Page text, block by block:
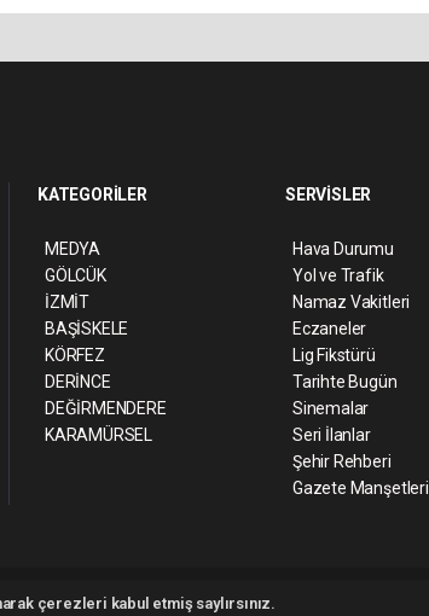
çerezleri kabul etmiş saylırsınız.
KATEGORİLER
MEDYA
GÖLCÜK
İZMİT
BAŞİSKELE
KÖRFEZ
DERİNCE
DEĞİRMENDERE
KARAMÜRSEL
SERVİSLER
Hava Durumu
Yol ve Trafik
Namaz Vakitleri
Eczaneler
Lig Fikstürü
Tarihte Bugün
Sinemalar
Seri İlanlar
Şehir Rehberi
Gazete Manşetleri
haber scriptihaber yazılımhaber script